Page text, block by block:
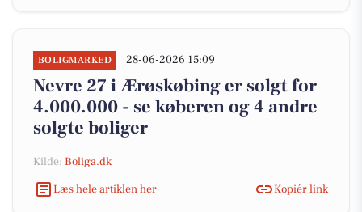
BOLIGMARKED 28-06-2026 15:09
Nevre 27 i Ærøskøbing er solgt for
4.000.000 - se køberen og 4 andre
solgte boliger
Kilde: Boliga.dk
Læs hele artiklen her
Kopiér link